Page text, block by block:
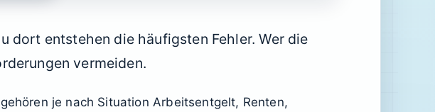
dort entstehen die häufigsten Fehler. Wer die
vermeiden.
je nach Situation Arbeitsentgelt, Renten,